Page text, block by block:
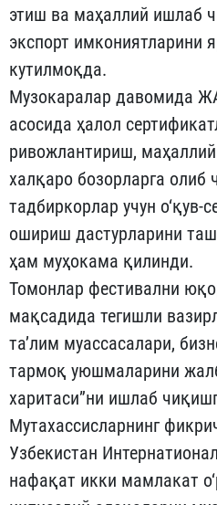
этиш ва маҳаллий ишлаб
экспорт имкониятларини
кутилмоқда.
Музокаралар давомида
асосида ҳалол
ривожлантириш,
халқаро бозорларга
тадбиркорлар учун
ошириш дастурларини
ҳам муҳокама қилинди.
Томонлар фестивални
мақсадида тегишли
та’лим муассасалари,
тармоқ уюшмаларини
харитаси”ни ишлаб
Мутахассисларнинг
Узбекистан
нафақат икки мамлакат